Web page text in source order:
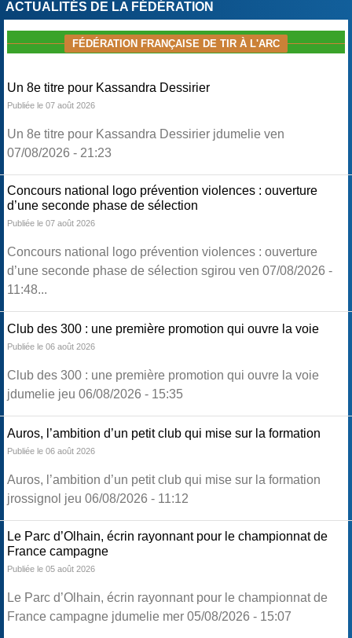
ACTUALITÉS DE LA FÉDÉRATION
FÉDÉRATION FRANÇAISE DE TIR À L'ARC
Un 8e titre pour Kassandra Dessirier
Publiée le 07 août 2026
Un 8e titre pour Kassandra Dessirier jdumelie ven
07/08/2026 - 21:23
Concours national logo prévention violences : ouverture
d’une seconde phase de sélection
Publiée le 07 août 2026
Concours national logo prévention violences : ouverture
d’une seconde phase de sélection sgirou ven 07/08/2026 -
11:48...
Club des 300 : une première promotion qui ouvre la voie
Publiée le 06 août 2026
Club des 300 : une première promotion qui ouvre la voie
jdumelie jeu 06/08/2026 - 15:35
Auros, l’ambition d’un petit club qui mise sur la formation
Publiée le 06 août 2026
Auros, l’ambition d’un petit club qui mise sur la formation
jrossignol jeu 06/08/2026 - 11:12
Le Parc d’Olhain, écrin rayonnant pour le championnat de
France campagne
Publiée le 05 août 2026
Le Parc d’Olhain, écrin rayonnant pour le championnat de
France campagne jdumelie mer 05/08/2026 - 15:07